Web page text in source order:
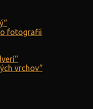
fotografii
vrchov“